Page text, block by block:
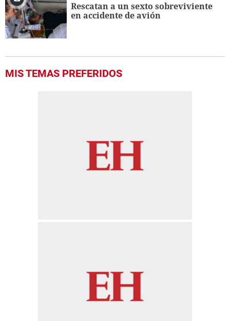
Rescatan a un sexto sobreviviente
en accidente de avión
MIS TEMAS PREFERIDOS